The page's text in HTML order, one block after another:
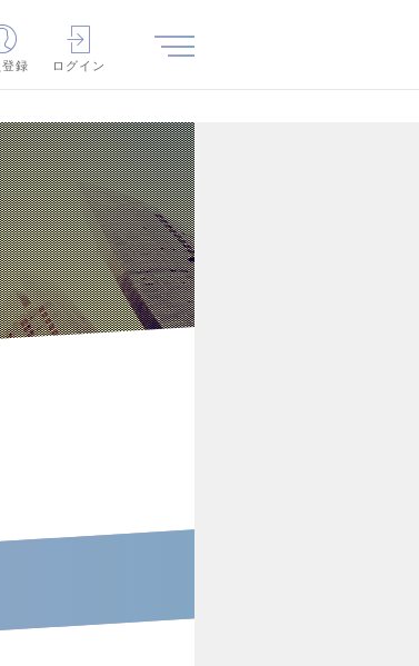
録 ログイン